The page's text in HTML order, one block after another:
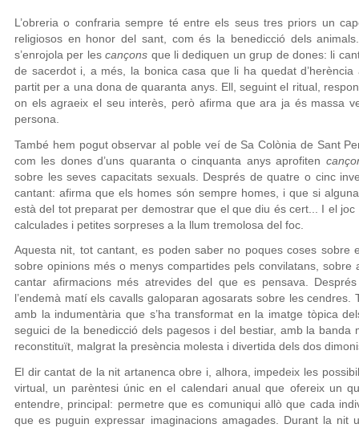
L’obreria o confraria sempre té entre els seus tres priors un
religiosos en honor del sant, com és la benedicció dels
s’enrojola per lescançons que li dediquen un grup de dones: li
de sacerdot i, a més, la bonica casa que li ha quedat
partit per a una dona de quaranta anys. Ell, seguint el ritual,
on els agraeix el seu interès, però afirma que ara ja és massa
persona.
També hem pogut observar al poble veí de Sa Colònia de Sant
com les dones d’uns quaranta o cinquanta anys aprofiten
sobre les seves capacitats sexuals. Després de quatre o cinc
cantant: afirma que els homes són sempre homes, i que si
està del tot preparat per demostrar que el que diu és cert... I el
calculades i petites sorpreses a la llum tremolosa del foc.
Aquesta nit, tot cantant, es poden saber no poques coses sobre
sobre opinions més o menys compartides pels convilatans, sobre
cantar afirmacions més atrevides del que es pensava.
l’endemà matí els cavalls galoparan agosarats sobre les cendres.
amb la indumentària que s’ha transformat en la imatge tòpica
seguici de la benedicció dels pagesos i del bestiar, amb la banda
reconstituït, malgrat la presència molesta i divertida dels dos
El dir cantat de la nit artanenca obre i, alhora, impedeix les
virtual, un parèntesi únic en el calendari anual que ofereix un
entendre, principal: permetre que es comuniqui allò que cada
que es puguin expressar imaginacions amagades. Durant la nit